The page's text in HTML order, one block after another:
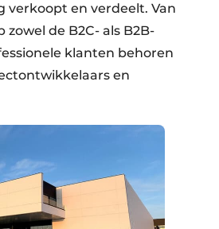
verkoopt en verdeelt. Van
zowel de B2C- als B2B-
klanten behoren
en